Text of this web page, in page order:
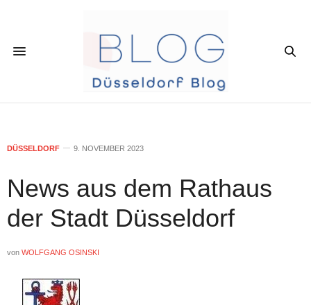
DÜSSELDORF 9. NOVEMBER 2023
News aus dem Rathaus
der Stadt Düsseldorf
von WOLFGANG OSINSKI